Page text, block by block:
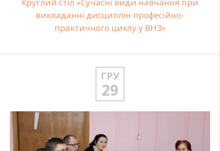
викладанні дисциплін професійно-
практичного циклу у ВНЗ»
ГРУ
29